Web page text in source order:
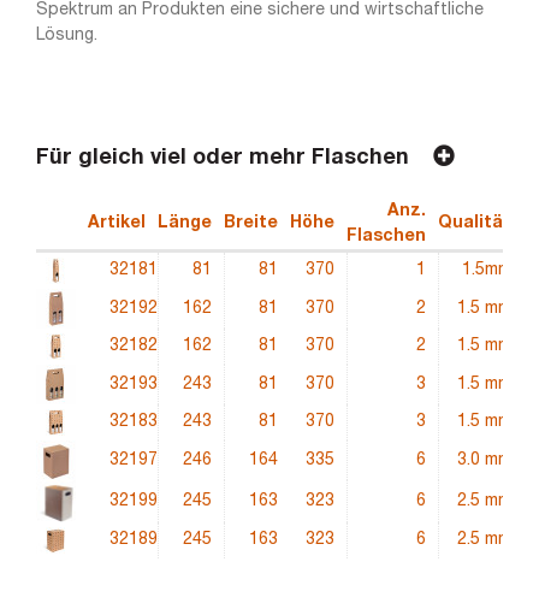
Spektrum an Produkten eine sichere und wirtschaftliche
Lösung.
Für gleich viel oder mehr Flaschen
Artikel Länge Breite Höhe
Anz.
Flaschen
Qualität
32181 81 81 370 1 1.5mm
32192 162 81 370 2 1.5 mm
32182 162 81 370 2 1.5 mm
32193 243 81 370 3 1.5 mm
32183 243 81 370 3 1.5 mm
32197 246 164 335 6 3.0 mm
32199 245 163 323 6 2.5 mm
32189 245 163 323 6 2.5 mm